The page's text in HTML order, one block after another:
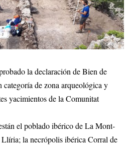
la declaración de Bien de
de zona arqueológica y
yacimientos de la Comunitat
el poblado ibérico de La Mont-
la necrópolis ibérica Corral de